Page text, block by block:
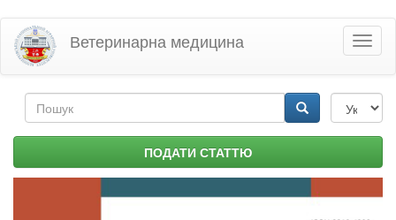
Перейти
основного
матеріалу
Ветеринарна медицина
Пошукова
форма ПОДАТИ СТАТТЮ